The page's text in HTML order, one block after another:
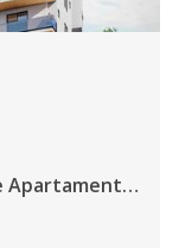
¡Moderno y Atractivo Proyecto de Apartamentos!